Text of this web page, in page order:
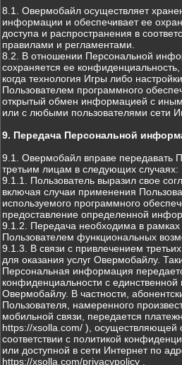
8.1. Овермобайл осуществляет
информации и обеспечивает ее
доступа и распространения в
правилами и регламентами.
8.2. В отношении Персональной
сохраняется ее
когда технология Игры либо
Пользователем программного
открытый обмен информацией с
или с любыми пользователями сети
9. Передача Персональной
9.1. Овермобайл вправе
третьим лицам в следующих случаях:
9.1.1. Пользователь выразил свое
включая случаи применения
используемого программного
предоставление определенной
9.1.2. Передача необходима в рамках
Пользователем функциональных
9.1.3. В связи с привлечением
для оказания услуг Овермобайлу.
Персональная информация
конфиденциальности с единственной
Овермобайлу. В частности,
Пользователя, намеренного
мобильной связи, передается
https://xsolla.com/ ), осуществляющей
соответствии с политикой
или доступной в сети Интернет по
https://xsolla.com/privacypolicy .